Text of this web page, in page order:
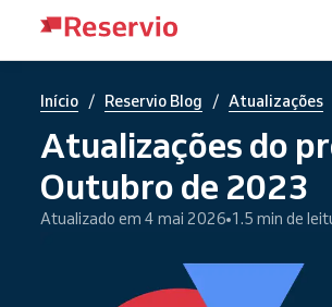
Início / Reservio Blog / Atualizações
Atualizações do
Outubro de 2023
Atualizado em 4 mai 2026 1.5 min de